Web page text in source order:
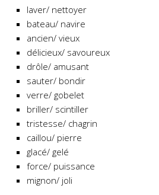
laver/ nettoyer
bateau/ navire
ancien/ vieux
délicieux/ savoureux
drôle/ amusant
sauter/ bondir
verre/ gobelet
briller/ scintiller
tristesse/ chagrin
caillou/ pierre
glacé/ gelé
force/ puissance
mignon/ joli